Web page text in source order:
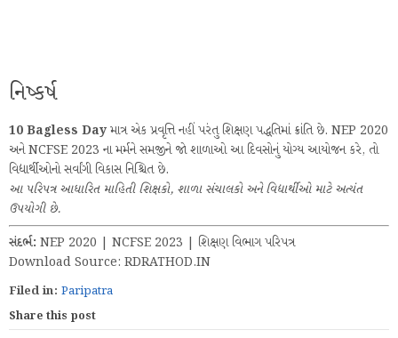
નિષ્કર્ષ
10 Bagless Day માત્ર એક પ્રવૃત્તિ નહીં પરંતુ શિક્ષણ પદ્ધતિમાં ક્રાંતિ છે. NEP 2020
અને NCFSE 2023 ના મર્મને સમજીને જો શાળાઓ આ દિવસોનું યોગ્ય આયોજન કરે, તો
વિદ્યાર્થીઓનો સર્વાંગી વિકાસ નિશ્ચિત છે.
આ પરિપત્ર આધારિત માહિતી શિક્ષકો, શાળા સંચાલકો અને વિદ્યાર્થીઓ માટે અત્યંત
ઉપયોગી છે.
સંદર્ભ: NEP 2020 | NCFSE 2023 | શિક્ષણ વિભાગ પરિપત્ર
Download Source: RDRATHOD.IN
Filed in: Paripatra
Share this post